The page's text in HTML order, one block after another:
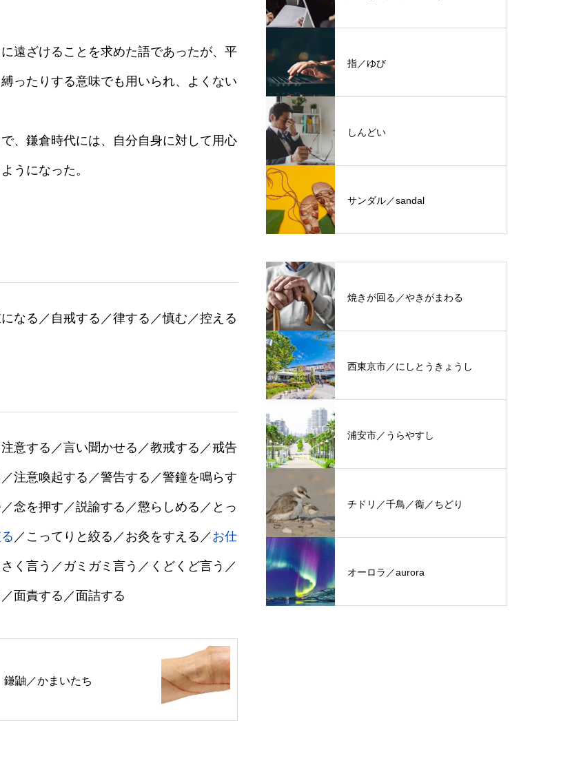
遠ざけることを求めた語であったが、平
ったりする意味でも用いられ、よくない
、鎌倉時代には、自分自身に対して用心
うになった。
なる／自戒する／律する／慎む／控える
意する／言い聞かせる／教戒する／戒告
注意喚起する／警告する／警鐘を鳴らす
念を押す／説諭する／懲らしめる／とっ
／こってりと絞る／お灸をすえる／ お仕
く言う／ガミガミ言う／くどくど言う／
面責する／面詰する
鎌鼬／かまいたち
指／ゆび
しんどい
サンダル／sandal
焼きが回る／やきがまわる
西東京市／にしとうきょうし
浦安市／うらやすし
チドリ／千鳥／鵆／ちどり
オーロラ／aurora